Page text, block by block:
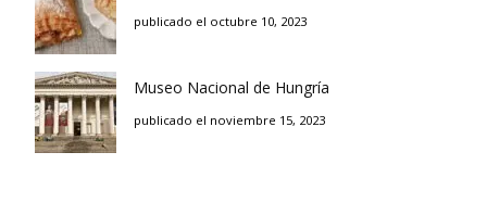
publicado el octubre 10, 2023
Museo Nacional de Hungría
publicado el noviembre 15, 2023